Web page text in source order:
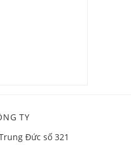
TY
Đức số 321